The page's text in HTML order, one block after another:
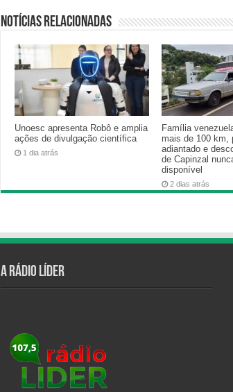
Notícias relacionadas
Unoesc apresenta Robô e amplia
ações de divulgação científica
1 dia atrás
Família
mais de 100 km,
adiantado e
de Capinzal
disponível
2 dias atrás
A Rádio Líder